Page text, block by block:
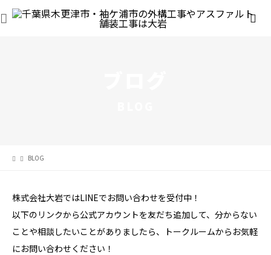
BLOG
株式会社大岩ではLINEでお問い合わせを受付中！
以下のリンクから公式アカウントを友だち追加して、分からない
ことや相談したいことがありましたら、トークルームからお気軽
にお問い合わせください！